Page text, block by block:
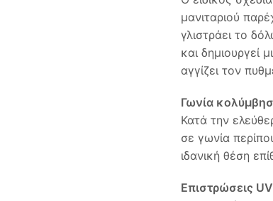
μανιταριού
γλιστράει το
και δημιουργεί
αγγίζει τον
Γωνία
Κατά την
σε γωνία
ιδανική θέση
Επιστρώσεις